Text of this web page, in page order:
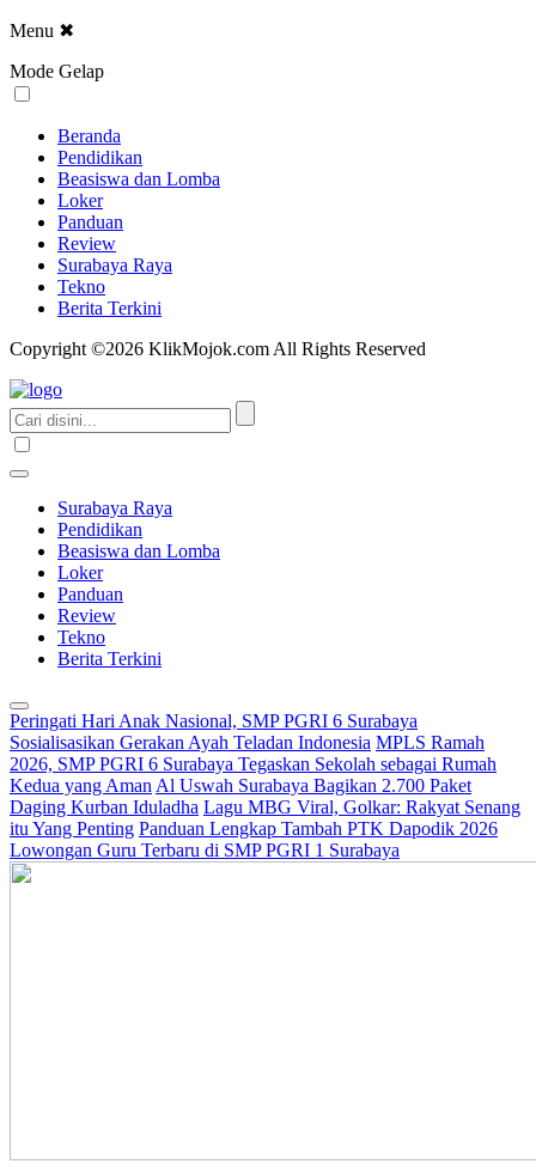
Menu ✖
Mode Gelap
Beranda
Pendidikan
Beasiswa dan Lomba
Loker
Panduan
Review
Surabaya Raya
Tekno
Berita Terkini
Copyright ©2026 KlikMojok.com All Rights Reserved
Surabaya Raya
Pendidikan
Beasiswa dan Lomba
Loker
Panduan
Review
Tekno
Berita Terkini
Peringati Hari Anak Nasional, SMP PGRI 6 Surabaya
Sosialisasikan Gerakan Ayah Teladan Indonesia MPLS Ramah
2026, SMP PGRI 6 Surabaya Tegaskan Sekolah sebagai Rumah
Kedua yang Aman Al Uswah Surabaya Bagikan 2.700 Paket
Daging Kurban Iduladha Lagu MBG Viral, Golkar: Rakyat Senang
itu Yang Penting Panduan Lengkap Tambah PTK Dapodik 2026
Lowongan Guru Terbaru di SMP PGRI 1 Surabaya